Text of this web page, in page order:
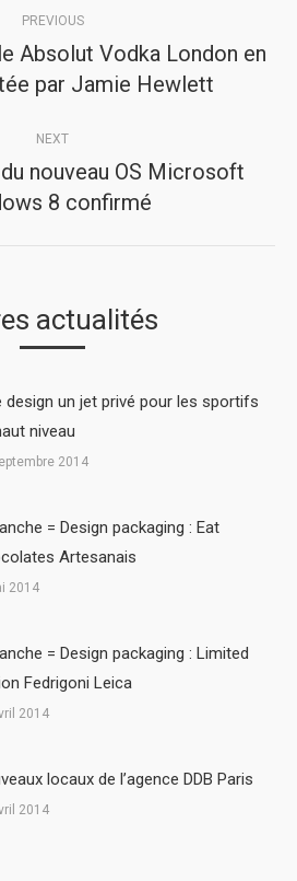
PREVIOUS
Previous
post:
Absolut Vodka London en
par Jamie Hewlett
NEXT
Next
post:
nouveau OS Microsoft
8 confirmé
actualités
design un jet privé pour les sportifs
niveau
2014
= Design packaging : Eat
Artesanais
2014
= Design packaging : Limited
Fedrigoni Leica
2014
locaux de l’agence DDB Paris
2014